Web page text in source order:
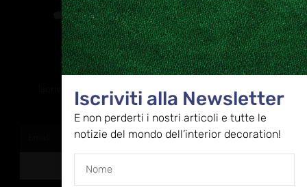
0471 366087
Rimaniamo in contatto
Iscriviti alla nostra newsletter per ricevere tutti gli ultimi
aggiornamenti
Iscriviti alla Newsletter
E non perderti i nostri articoli e tutte le
notizie del mondo dell’interior decoration!